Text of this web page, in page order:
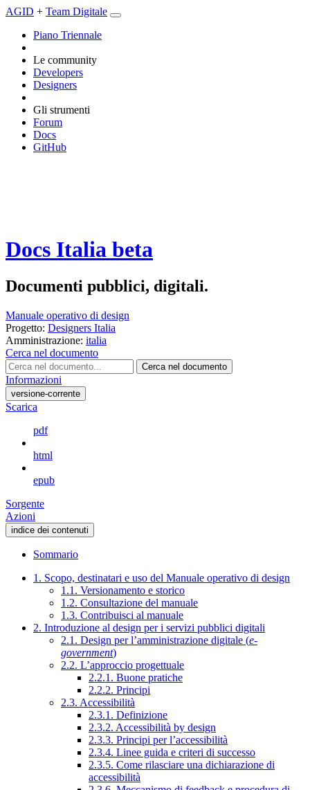
AGID + Team Digitale
Piano Triennale
Le community
Developers
Designers
Gli strumenti
Forum
Docs
GitHub
Docs Italia beta
Documenti pubblici, digitali.
Manuale operativo di design
Progetto: Designers Italia
Amministrazione: italia
Cerca nel documento
Cerca nel documento
Informazioni
versione-corrente
Scarica
pdf
html
epub
Sorgente
Azioni
indice dei contenuti
Sommario
1. Scopo, destinatari e uso del Manuale operativo di design
1.1. Versionamento e storico
1.2. Consultazione del manuale
1.3. Contribuisci al manuale
2. Introduzione al design per i servizi pubblici digitali
2.1. Design per l’amministrazione digitale (e-
government)
2.2. L’approccio progettuale
2.2.1. Buone pratiche
2.2.2. Principi
2.3. Accessibilità
2.3.1. Definizione
2.3.2. Accessibilità by design
2.3.3. Principi per l’accessibilità
2.3.4. Linee guida e criteri di successo
2.3.5. Come rilasciare una dichiarazione di
accessibilità